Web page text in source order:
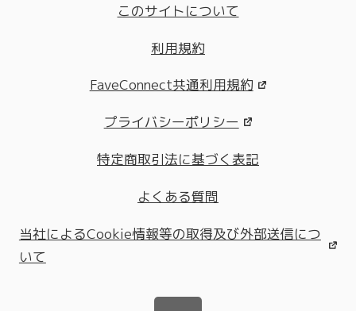
このサイトについて
利用規約
FaveConnect共通利用規約
プライバシーポリシー
特定商取引法に基づく表記
よくある質問
当社によるCookie情報等の取得及び外部送信につ
いて